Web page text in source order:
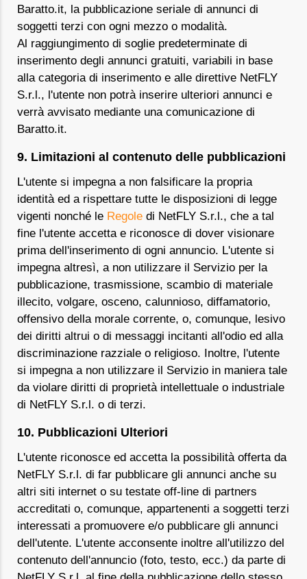
Baratto.it, la pubblicazione seriale di annunci di
soggetti terzi con ogni mezzo o modalità.
Al raggiungimento di soglie predeterminate di
inserimento degli annunci gratuiti, variabili in base
alla categoria di inserimento e alle direttive NetFLY
S.r.l., l'utente non potrà inserire ulteriori annunci e
verrà avvisato mediante una comunicazione di
Baratto.it.
9. Limitazioni al contenuto delle pubblicazioni
L'utente si impegna a non falsificare la propria
identità ed a rispettare tutte le disposizioni di legge
vigenti nonché le Regole di NetFLY S.r.l., che a tal
fine l'utente accetta e riconosce di dover visionare
prima dell'inserimento di ogni annuncio. L'utente si
impegna altresì, a non utilizzare il Servizio per la
pubblicazione, trasmissione, scambio di materiale
illecito, volgare, osceno, calunnioso, diffamatorio,
offensivo della morale corrente, o, comunque, lesivo
dei diritti altrui o di messaggi incitanti all'odio ed alla
discriminazione razziale o religioso. Inoltre, l'utente
si impegna a non utilizzare il Servizio in maniera tale
da violare diritti di proprietà intellettuale o industriale
di NetFLY S.r.l. o di terzi.
10. Pubblicazioni Ulteriori
L'utente riconosce ed accetta la possibilità offerta da
NetFLY S.r.l. di far pubblicare gli annunci anche su
altri siti internet o su testate off-line di partners
accreditati o, comunque, appartenenti a soggetti terzi
interessati a promuovere e/o pubblicare gli annunci
dell'utente. L'utente acconsente inoltre all'utilizzo del
contenuto dell'annuncio (foto, testo, ecc.) da parte di